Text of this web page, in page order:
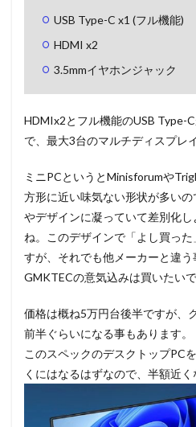
USB Type-C x1 (フル機能)
HDMI x2
3.5mmイヤホンジャック
HDMIx2とフル機能のUSB Type-
で、最大3台のマルチディスプレ
ミニPCというとMinisforumや
方形に近い味気ない形状が多い
やデザインに凝っていて差別化
ね。このデザインで「よし買っ
すが、それでも他メーカーと違
GMKTECの意気込みは買いたいで
価格は概ね5万円台後半ですが、
前半ぐらいになる事もあります。
このスペックのデスクトップPC
くにはなるはずなので、半額近く